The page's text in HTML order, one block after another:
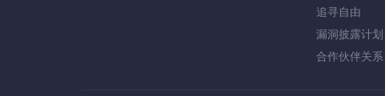
追寻自由
漏洞披露计划
合作伙伴关系